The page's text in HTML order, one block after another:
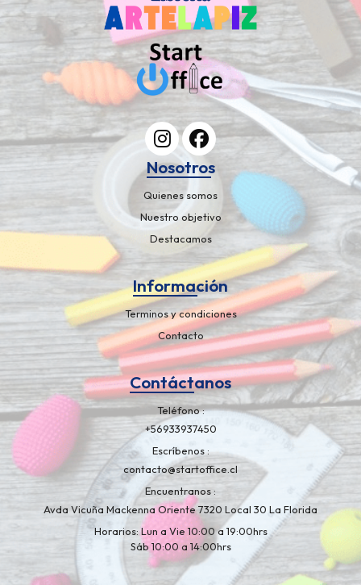
Nosotros
Quienes somos
Nuestro objetivo
Destacamos
Información
Terminos y condiciones
Contacto
Contáctanos
Teléfono
+56933937450
Escríbenos
contacto@startoffice.cl
Encuentranos
Avda Vicuña Mackenna Oriente 7320 Local 30 La Florida
Horarios: Lun a Vie 10:00 a 19:00hrs
Sáb 10:00 a 14:00hrs